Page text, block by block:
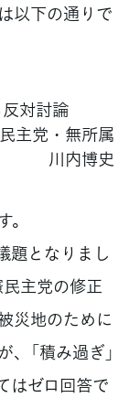
以下の通りで
対討論
主党・無所属
川内博史
題となりまし
主党の修正
災地のために
「積み過ぎ」
はゼロ回答で